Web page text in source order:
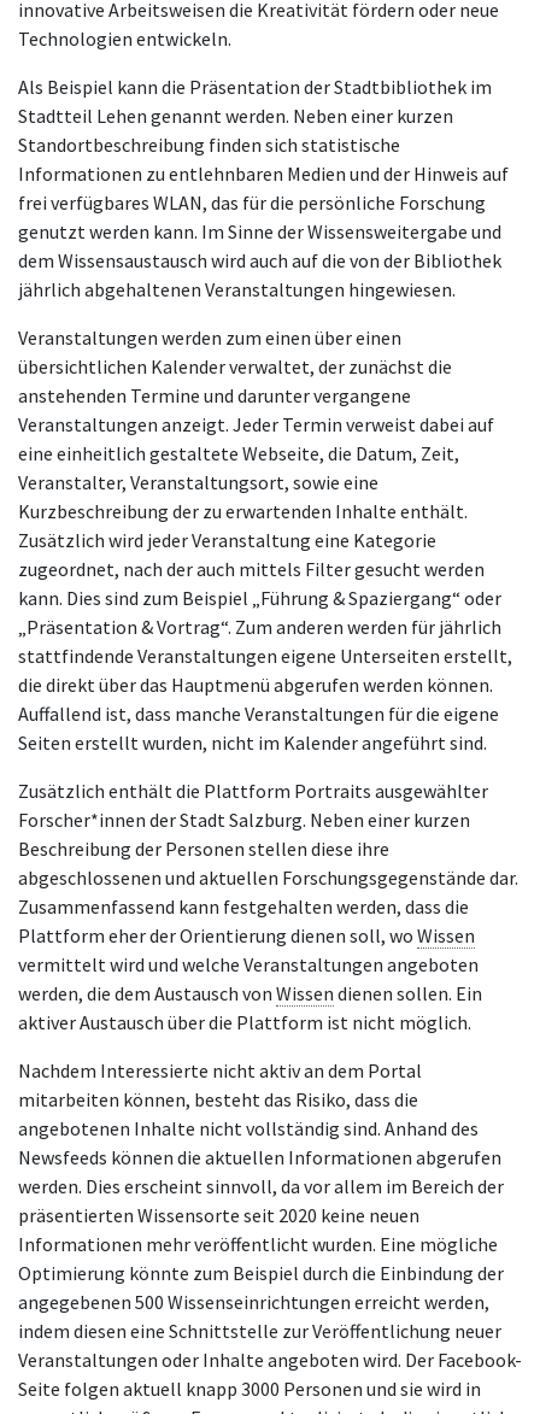
innovative Arbeitsweisen die Kreativität fördern oder neue
Technologien entwickeln.
Als Beispiel kann die Präsentation der Stadtbibliothek im
Stadtteil Lehen genannt werden. Neben einer kurzen
Standortbeschreibung finden sich statistische
Informationen zu entlehnbaren Medien und der Hinweis auf
frei verfügbares WLAN, das für die persönliche Forschung
genutzt werden kann. Im Sinne der Wissensweitergabe und
dem Wissensaustausch wird auch auf die von der Bibliothek
jährlich abgehaltenen Veranstaltungen hingewiesen.
Veranstaltungen werden zum einen über einen
übersichtlichen Kalender verwaltet, der zunächst die
anstehenden Termine und darunter vergangene
Veranstaltungen anzeigt. Jeder Termin verweist dabei auf
eine einheitlich gestaltete Webseite, die Datum, Zeit,
Veranstalter, Veranstaltungsort, sowie eine
Kurzbeschreibung der zu erwartenden Inhalte enthält.
Zusätzlich wird jeder Veranstaltung eine Kategorie
zugeordnet, nach der auch mittels Filter gesucht werden
kann. Dies sind zum Beispiel „Führung & Spaziergang“ oder
„Präsentation & Vortrag“. Zum anderen werden für jährlich
stattfindende Veranstaltungen eigene Unterseiten erstellt,
die direkt über das Hauptmenü abgerufen werden können.
Auffallend ist, dass manche Veranstaltungen für die eigene
Seiten erstellt wurden, nicht im Kalender angeführt sind.
Zusätzlich enthält die Plattform Portraits ausgewählter
Forscher*innen der Stadt Salzburg. Neben einer kurzen
Beschreibung der Personen stellen diese ihre
abgeschlossenen und aktuellen Forschungsgegenstände dar.
Zusammenfassend kann festgehalten werden, dass die
Plattform eher der Orientierung dienen soll, wo Wissen
vermittelt wird und welche Veranstaltungen angeboten
werden, die dem Austausch von Wissen dienen sollen. Ein
aktiver Austausch über die Plattform ist nicht möglich.
Nachdem Interessierte nicht aktiv an dem Portal
mitarbeiten können, besteht das Risiko, dass die
angebotenen Inhalte nicht vollständig sind. Anhand des
Newsfeeds können die aktuellen Informationen abgerufen
werden. Dies erscheint sinnvoll, da vor allem im Bereich der
präsentierten Wissensorte seit 2020 keine neuen
Informationen mehr veröffentlicht wurden. Eine mögliche
Optimierung könnte zum Beispiel durch die Einbindung der
angegebenen 500 Wissenseinrichtungen erreicht werden,
indem diesen eine Schnittstelle zur Veröffentlichung neuer
Veranstaltungen oder Inhalte angeboten wird. Der Facebook-
Seite folgen aktuell knapp 3000 Personen und sie wird in